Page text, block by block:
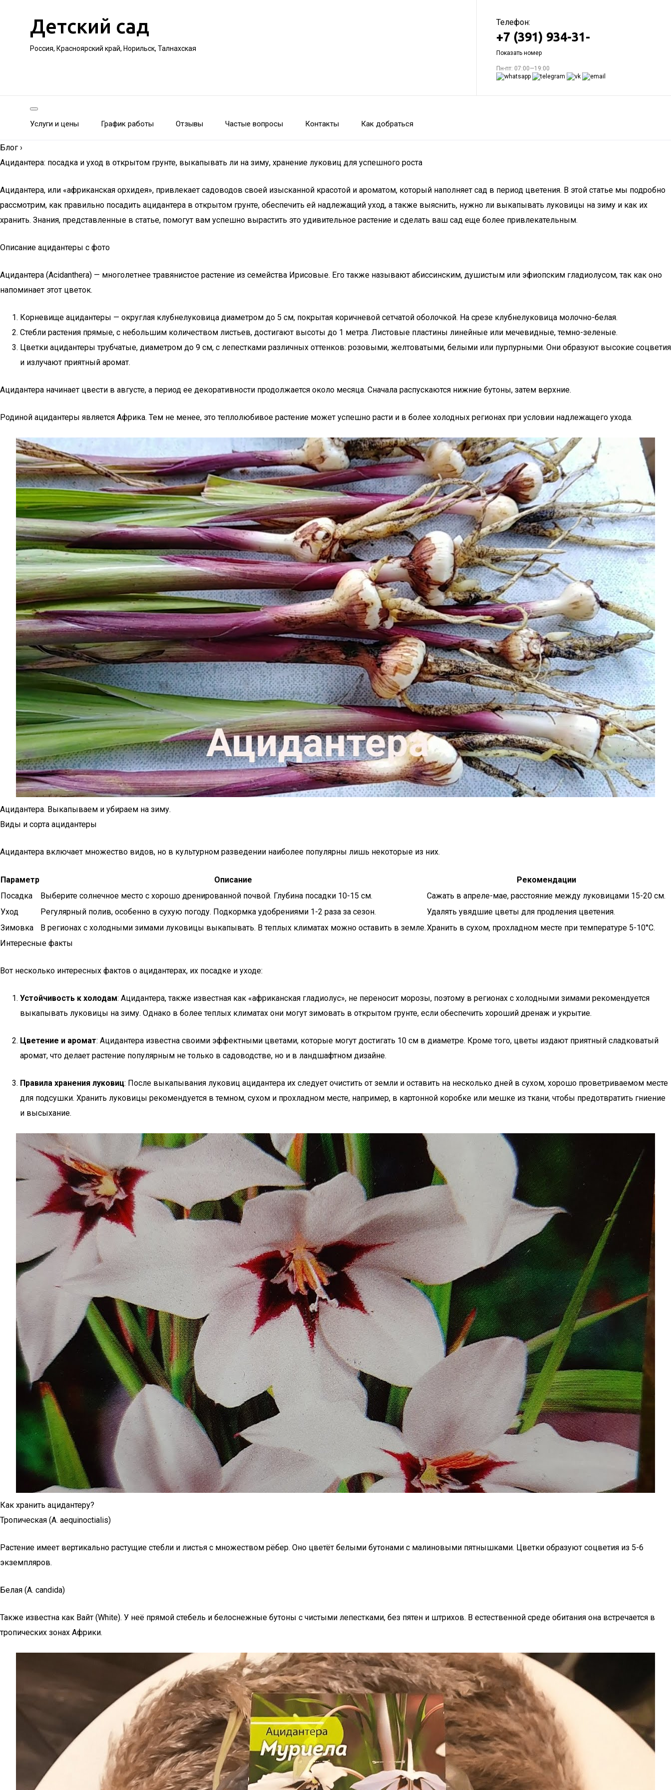
Детский сад
Россия, Красноярский край, Норильск, Талнахская
Телефон:
+7 (391) 934-31-
Показать номер
Пн-пт: 07:00—19:00
Услуги и цены График работы Отзывы Частые вопросы Контакты Как добраться
Блог ›
Ацидантера: посадка и уход в открытом грунте, выкапывать ли на зиму, хранение луковиц для успешного роста
Ацидантера, или «африканская орхидея», привлекает садоводов своей изысканной красотой и ароматом, который наполняет сад в период цветения. В этой статье мы подробно
рассмотрим, как правильно посадить ацидантера в открытом грунте, обеспечить ей надлежащий уход, а также выяснить, нужно ли выкапывать луковицы на зиму и как их
хранить. Знания, представленные в статье, помогут вам успешно вырастить это удивительное растение и сделать ваш сад еще более привлекательным.
Описание ацидантеры с фото
Ацидантера (Acidanthera) — многолетнее травянистое растение из семейства Ирисовые. Его также называют абиссинским, душистым или эфиопским гладиолусом, так как оно
напоминает этот цветок.
Корневище ацидантеры — округлая клубнелуковица диаметром до 5 см, покрытая коричневой сетчатой оболочкой. На срезе клубнелуковица молочно-белая.
Стебли растения прямые, с небольшим количеством листьев, достигают высоты до 1 метра. Листовые пластины линейные или мечевидные, темно-зеленые.
Цветки ацидантеры трубчатые, диаметром до 9 см, с лепестками различных оттенков: розовыми, желтоватыми, белыми или пурпурными. Они образуют высокие соцветия
и излучают приятный аромат.
Ацидантера начинает цвести в августе, а период ее декоративности продолжается около месяца. Сначала распускаются нижние бутоны, затем верхние.
Родиной ацидантеры является Африка. Тем не менее, это теплолюбивое растение может успешно расти и в более холодных регионах при условии надлежащего ухода.
Ацидантера. Выкапываем и убираем на зиму.
Виды и сорта ацидантеры
Ацидантера включает множество видов, но в культурном разведении наиболее популярны лишь некоторые из них.
Параметр Описание
Рекомендации
Посадка
Выберите солнечное место с хорошо дренированной почвой. Глубина посадки 10-15 см.
Сажать в апреле-мае, расстояние между луковицами 15-20 см.
Уход
Регулярный полив, особенно в сухую погоду. Подкормка удобрениями 1-2 раза за сезон.
Удалять увядшие цветы для продления цветения.
Зимовка
В регионах с холодными зимами луковицы выкапывать. В теплых климатах можно оставить в земле.Хранить в сухом, прохладном месте при температуре 5-10°C.
Интересные факты
Вот несколько интересных фактов о ацидантерах, их посадке и уходе:
Устойчивость к холодам: Ацидантера, также известная как «африканская гладиолус», не переносит морозы, поэтому в регионах с холодными зимами рекомендуется
выкапывать луковицы на зиму. Однако в более теплых климатах они могут зимовать в открытом грунте, если обеспечить хороший дренаж и укрытие.
Цветение и аромат: Ацидантера известна своими эффектными цветами, которые могут достигать 10 см в диаметре. Кроме того, цветы издают приятный сладковатый
аромат, что делает растение популярным не только в садоводстве, но и в ландшафтном дизайне.
Правила хранения луковиц: После выкапывания луковиц ацидантера их следует очистить от земли и оставить на несколько дней в сухом, хорошо проветриваемом месте
для подсушки. Хранить луковицы рекомендуется в темном, сухом и прохладном месте, например, в картонной коробке или мешке из ткани, чтобы предотвратить гниение
и высыхание.
Как хранить ацидантеру?
Тропическая (A. aequinoctialis)
Растение имеет вертикально растущие стебли и листья с множеством рёбер. Оно цветёт белыми бутонами с малиновыми пятнышками. Цветки образуют соцветия из 5-6
экземпляров.
Белая (A. candida)
Также известна как Вайт (White). У неё прямой стебель и белоснежные бутоны с чистыми лепестками, без пятен и штрихов. В естественной среде обитания она встречается в
тропических зонах Африки.